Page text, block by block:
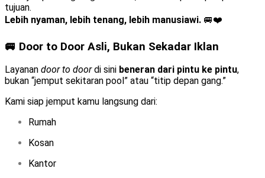
tujuan.
Lebih nyaman, lebih tenang, lebih manusiawi. 🚐❤️
🚐 Door to Door Asli, Bukan Sekadar Iklan
Layanan door to doordi sini beneran dari pintu ke pintu,
bukan “jemput sekitaran pool” atau “titip depan gang.”
Kami siap jemput kamu langsung dari:
Rumah
Kosan
Kantor